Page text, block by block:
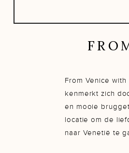
From Venice
kenmerkt zich
en mooie
locatie om de
naar Venetië te